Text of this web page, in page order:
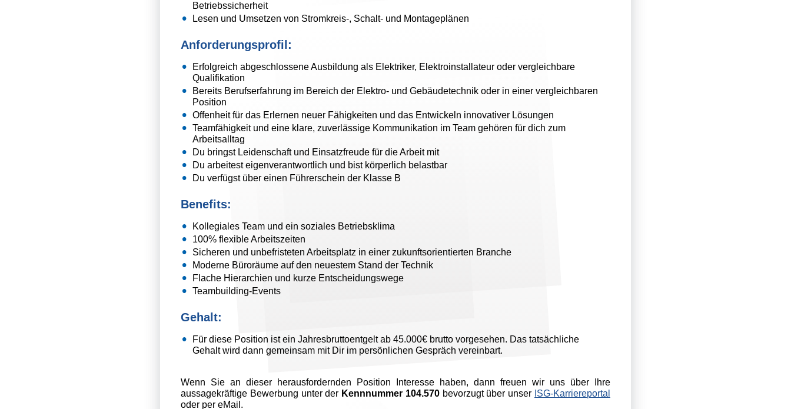
Betriebssicherheit
Lesen und Umsetzen von Stromkreis-, Schalt- und Montageplänen
Anforderungsprofil:
Erfolgreich abgeschlossene Ausbildung als Elektriker, Elektroinstallateur oder vergleichbare
Qualifikation
Bereits Berufserfahrung im Bereich der Elektro- und Gebäudetechnik oder in einer vergleichbaren
Position
Offenheit für das Erlernen neuer Fähigkeiten und das Entwickeln innovativer Lösungen
Teamfähigkeit und eine klare, zuverlässige Kommunikation im Team gehören für dich zum
Arbeitsalltag
Du bringst Leidenschaft und Einsatzfreude für die Arbeit mit
Du arbeitest eigenverantwortlich und bist körperlich belastbar
Du verfügst über einen Führerschein der Klasse B
Benefits:
Kollegiales Team und ein soziales Betriebsklima
100% flexible Arbeitszeiten
Sicheren und unbefristeten Arbeitsplatz in einer zukunftsorientierten Branche
Moderne Büroräume auf den neuestem Stand der Technik
Flache Hierarchien und kurze Entscheidungswege
Teambuilding-Events
Gehalt:
Für diese Position ist ein Jahresbruttoentgelt ab 45.000€ brutto vorgesehen. Das tatsächliche
Gehalt wird dann gemeinsam mit Dir im persönlichen Gespräch vereinbart.
Wenn Sie an dieser herausfordernden Position Interesse haben, dann freuen wir uns über Ihre
aussagekräftige Bewerbung unter der Kennnummer 104.570bevorzugt über unser ISG-Karriereportal
oder per eMail.